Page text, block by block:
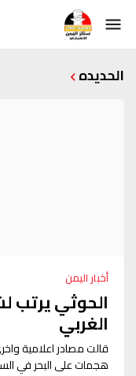
الحديده
أخبار اليمن
الحوثي
الغربي
قالت مصادر اعلامية
هجمات على البحر في